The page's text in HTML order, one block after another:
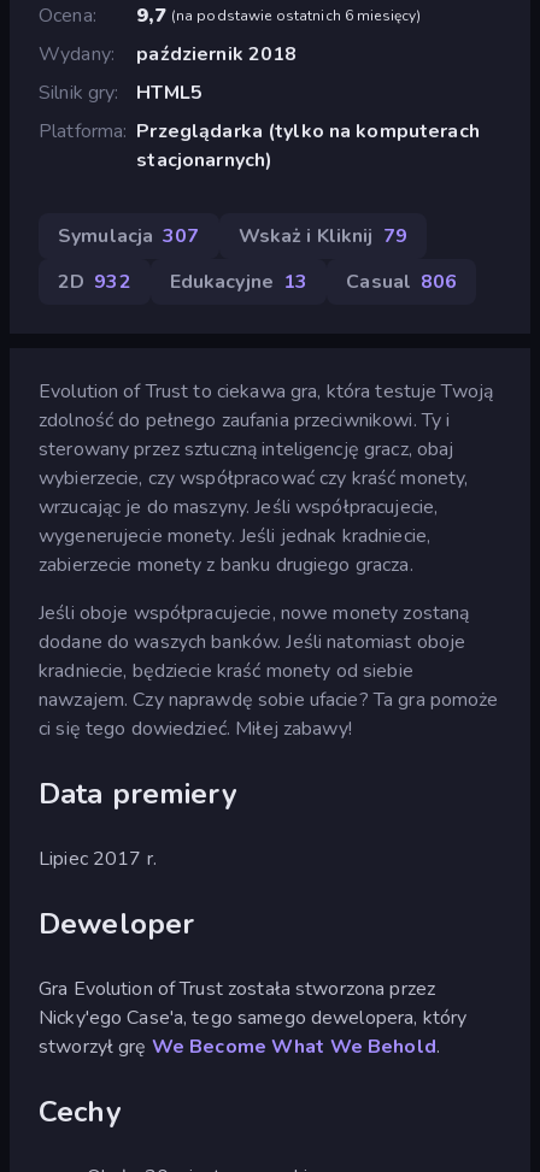
Ocena 9,7 (na podstawie ostatnich 6 miesięcy)
Wydany
październik 2018
Silnik gry
HTML5
Platforma Przeglądarka (tylko na komputerach
stacjonarnych)
Symulacja 307 Wskaż i Kliknij 79
2D 932 Edukacyjne 13 Casual 806
Evolution of Trust to ciekawa gra, która testuje Twoją
zdolność do pełnego zaufania przeciwnikowi. Ty i
sterowany przez sztuczną inteligencję gracz, obaj
wybierzecie, czy współpracować czy kraść monety,
wrzucając je do maszyny. Jeśli współpracujecie,
wygenerujecie monety. Jeśli jednak kradniecie,
zabierzecie monety z banku drugiego gracza.
Jeśli oboje współpracujecie, nowe monety zostaną
dodane do waszych banków. Jeśli natomiast oboje
kradniecie, będziecie kraść monety od siebie
nawzajem. Czy naprawdę sobie ufacie? Ta gra pomoże
ci się tego dowiedzieć. Miłej zabawy!
Data premiery
Lipiec 2017 r.
Deweloper
Gra Evolution of Trust została stworzona przez
Nicky'ego Case'a, tego samego dewelopera, który
stworzył grę We Become What We Behold.
Cechy